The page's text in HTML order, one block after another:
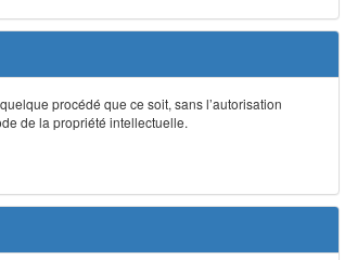
procédé que ce soit, sans l’autorisation
de la propriété intellectuelle.